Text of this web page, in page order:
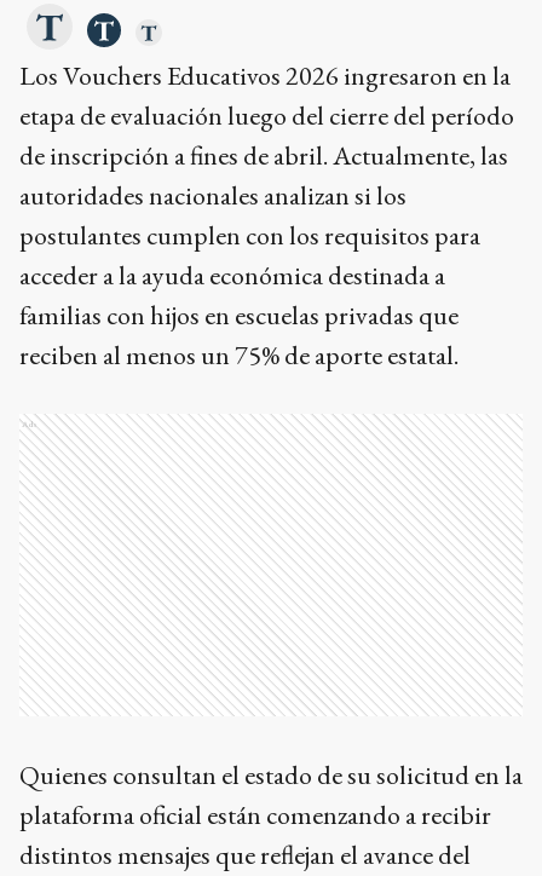
Los Vouchers Educativos 2026 ingresaron en la
etapa de evaluación luego del cierre del período
de inscripción a fines de abril. Actualmente, las
autoridades nacionales analizan si los
postulantes cumplen con los requisitos para
acceder a la ayuda económica destinada a
familias con hijos en escuelas privadas que
reciben al menos un 75% de aporte estatal.
Ads
Quienes consultan el estado de su solicitud en la
plataforma oficial están comenzando a recibir
distintos mensajes que reflejan el avance del